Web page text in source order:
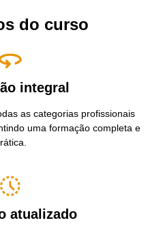
do curso
integral
as categorias profissionais
uma formação completa e
atualizado